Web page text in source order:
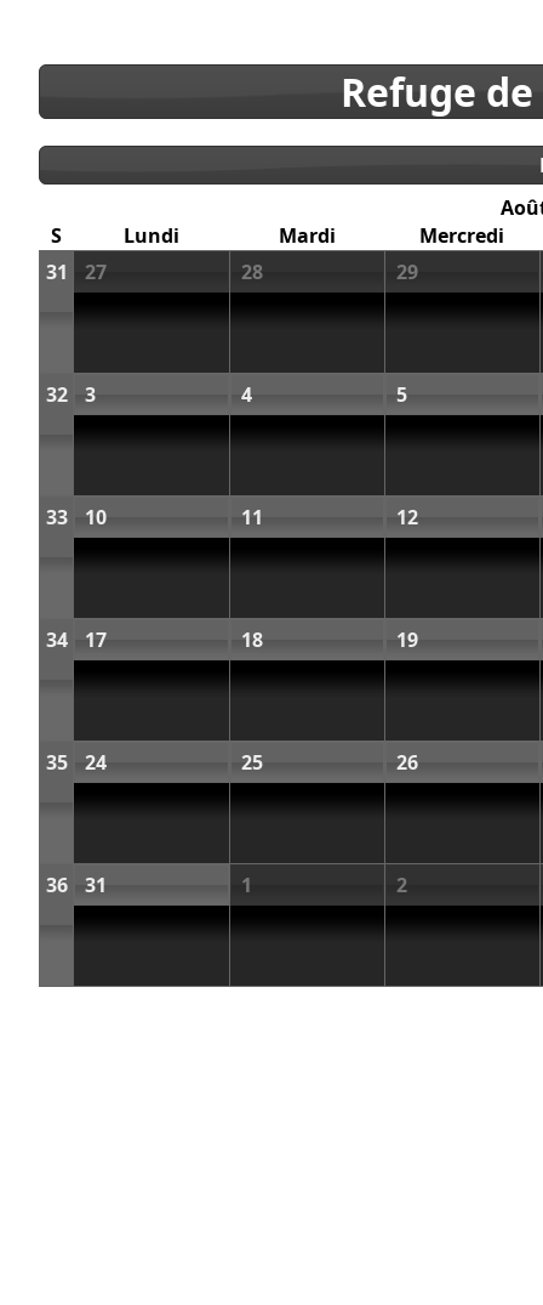
Refuge
S
Lundi Mardi
Mercredi
31
27 28 29
32 3 4 5
33 10 11 12
34 17 18 19
35 24 25 26
36 31 1 2